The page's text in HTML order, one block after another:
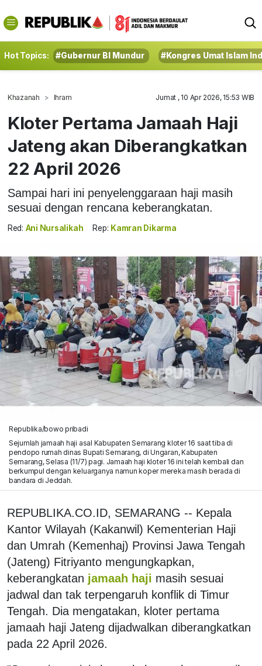
Hot Topics: #Gubernur BI Mundur #Kongres Umat Islam
Khazanah Ihram Jumat , 10 Apr 2026, 15:53 WIB
Kloter Pertama Jamaah Haji
Jateng akan Diberangkatkan
22 April 2026
Sampai hari ini penyelenggaraan haji masih
sesuai dengan rencana keberangkatan.
Red: Ani Nursalikah Rep: Kamran Dikarma
Republika/bowo pribadi
Sejumlah jamaah haji asal Kabupaten Semarang kloter 16 saat tiba di
pendopo rumah dinas Bupati Semarang, di Ungaran, Kabupaten
Semarang, Selasa (11/7) pagi. Jamaah haji kloter 16 ini telah kembali dan
berkumpul dengan keluarganya namun koper mereka masih berada di
bandara di Jeddah.
REPUBLIKA.CO.ID, SEMARANG -- Kepala
Kantor Wilayah (Kakanwil) Kementerian Haji
dan Umrah (Kemenhaj) Provinsi Jawa Tengah
(Jateng) Fitriyanto mengungkapkan,
keberangkatan jamaah haji masih sesuai
jadwal dan tak terpengaruh konflik di Timur
Tengah. Dia mengatakan, kloter pertama
jamaah haji Jateng dijadwalkan diberangkatkan
pada 22 April 2026.